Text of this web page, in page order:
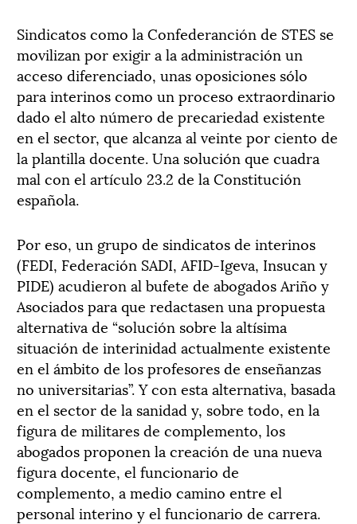
Sindicatos como la Confederanción de STES se
movilizan por exigir a la administración un
acceso diferenciado, unas oposiciones sólo
para interinos como un proceso extraordinario
dado el alto número de precariedad existente
en el sector, que alcanza al veinte por ciento de
la plantilla docente. Una solución que cuadra
mal con el artículo 23.2 de la Constitución
española.
Por eso, un grupo de sindicatos de interinos
(FEDI, Federación SADI, AFID-Igeva, Insucan y
PIDE) acudieron al bufete de abogados Ariño y
Asociados para que redactasen una propuesta
alternativa de “solución sobre la altísima
situación de interinidad actualmente existente
en el ámbito de los profesores de enseñanzas
no universitarias”. Y con esta alternativa, basada
en el sector de la sanidad y, sobre todo, en la
figura de militares de complemento, los
abogados proponen la creación de una nueva
figura docente, el funcionario de
complemento, a medio camino entre el
personal interino y el funcionario de carrera.